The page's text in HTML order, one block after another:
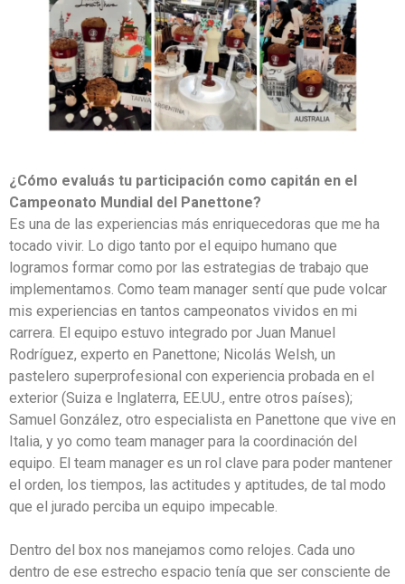
¿Cómo evaluás tu participación como capitán en el
Campeonato Mundial del Panettone?
Es una de las experiencias más enriquecedoras que me ha
tocado vivir. Lo digo tanto por el equipo humano que
logramos formar como por las estrategias de trabajo que
implementamos. Como team manager sentí que pude volcar
mis experiencias en tantos campeonatos vividos en mi
carrera. El equipo estuvo integrado por Juan Manuel
Rodríguez, experto en Panettone; Nicolás Welsh, un
pastelero superprofesional con experiencia probada en el
exterior (Suiza e Inglaterra, EE.UU., entre otros países);
Samuel González, otro especialista en Panettone que vive en
Italia, y yo como team manager para la coordinación del
equipo. El team manager es un rol clave para poder mantener
el orden, los tiempos, las actitudes y aptitudes, de tal modo
que el jurado perciba un equipo impecable.
Dentro del box nos manejamos como relojes. Cada uno
dentro de ese estrecho espacio tenía que ser consciente de